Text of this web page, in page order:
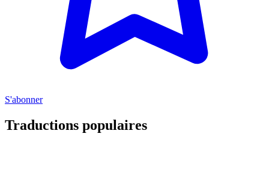
S'abonner
Traductions populaires